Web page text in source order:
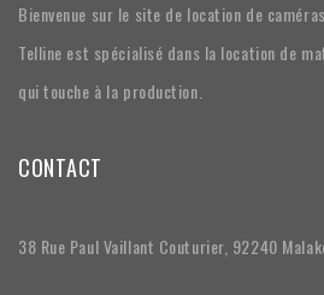
Bienvenue sur le site de location de
Telline est spécialisé dans la location de
qui touche à la production.
CONTACT
38 Rue Paul Vaillant Couturier, 92240